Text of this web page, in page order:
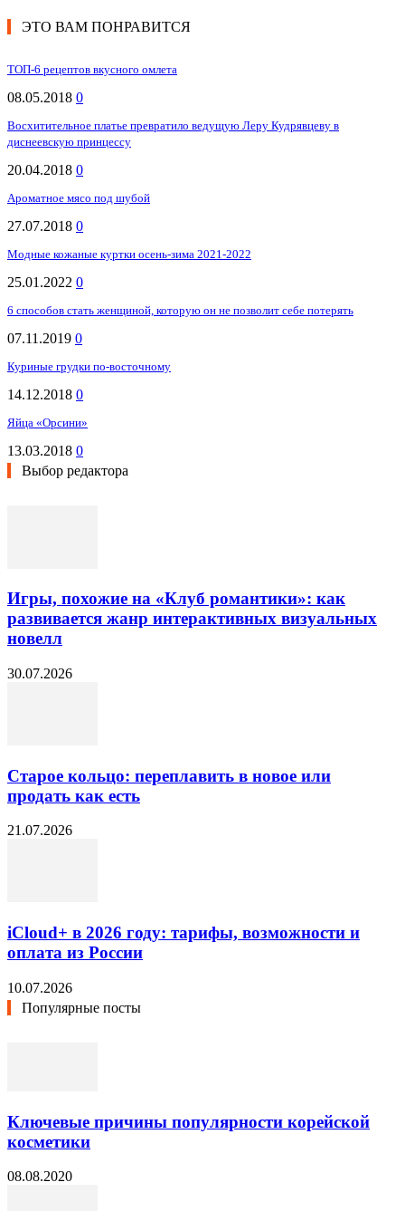
ЭТО ВАМ ПОНРАВИТСЯ
ТОП-6 рецептов вкусного омлета
08.05.2018 0
Восхитительное платье превратило ведущую Леру Кудрявцеву в
диснеевскую принцессу
20.04.2018 0
Ароматное мясо под шубой
27.07.2018 0
Модные кожаные куртки осень-зима 2021-2022
25.01.2022 0
6 способов стать женщиной, которую он не позволит себе потерять
07.11.2019 0
Куриные грудки по-восточному
14.12.2018 0
Яйца «Орсини»
13.03.2018 0
Выбор редактора
Игры, похожие на «Клуб романтики»: как
развивается жанр интерактивных визуальных
новелл
30.07.2026
Старое кольцо: переплавить в новое или
продать как есть
21.07.2026
iCloud+ в 2026 году: тарифы, возможности и
оплата из России
10.07.2026
Популярные посты
Ключевые причины популярности корейской
косметики
08.08.2020